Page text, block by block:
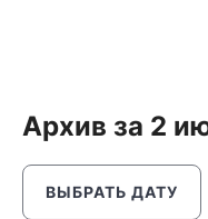
Архив за 2
ВЫБРАТЬ ДАТУ